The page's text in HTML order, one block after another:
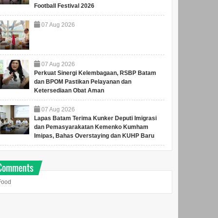
Football Festival 2026
07 Aug 2026
07 Aug 2026
Perkuat Sinergi Kelembagaan, RSBP Batam
dan BPOM Pastikan Pelayanan dan
Ketersediaan Obat Aman
07 Aug 2026
Lapas Batam Terima Kunker Deputi Imigrasi
dan Pemasyarakatan Kemenko Kumham
Imipas, Bahas Overstaying dan KUHP Baru